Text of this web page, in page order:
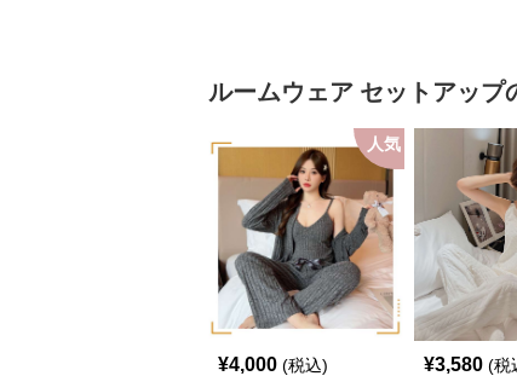
ルームウェア セットアップ
人気
¥4,000 (税込) ¥3,580 (税